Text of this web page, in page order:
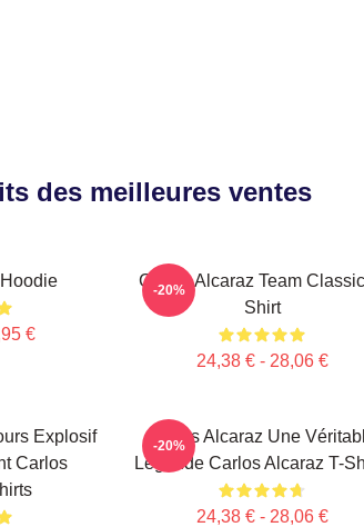
des meilleures ventes
€
Carlos Alcaraz Team
Shirt
24,38 € - 28,06 €
-20%
Explosif
Carlos
Carlos Alcaraz Une
Légende Carlos Alcaraz T-
24,38 € - 28,06 €
-20%